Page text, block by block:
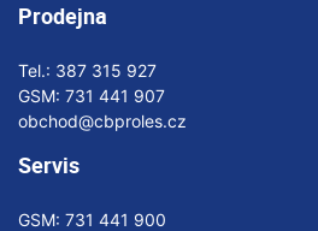
Prodejna
Tel.: 387 315 927
GSM: 731 441 907
obchod@cbproles.cz
Servis
GSM: 731 441 900